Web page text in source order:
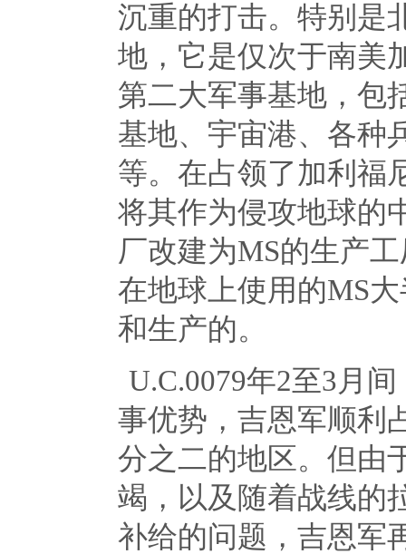
沉重的打击。特别是
地，它是仅次于南美
第二大军事基地，包
基地、宇宙港、各种
等。在占领了加利福
将其作为侵攻地球的
厂改建为MS的生产
在地球上使用的MS
和生产的。
U.C.0079年2至3月
事优势，吉恩军顺利
分之二的地区。但由
竭，以及随着战线的
补给的问题，吉恩军